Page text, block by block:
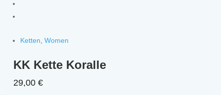
Ketten ,Women
KK Kette Koralle
29,00€